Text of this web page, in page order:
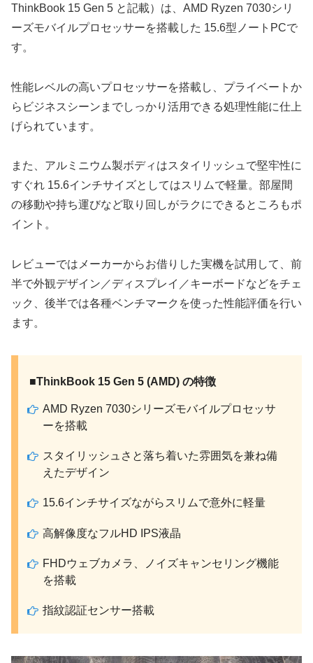
ThinkBook 15 Gen 5 と記載）は、AMD Ryzen 7030シリ
ーズモバイルプロセッサーを搭載した 15.6型ノートPCで
す。
性能レベルの高いプロセッサーを搭載し、プライベートか
らビジネスシーンまでしっかり活用できる処理性能に仕上
げられています。
また、アルミニウム製ボディはスタイリッシュで堅牢性に
すぐれ 15.6インチサイズとしてはスリムで軽量。部屋間
の移動や持ち運びなど取り回しがラクにできるところもポ
イント。
レビューではメーカーからお借りした実機を試用して、前
半で外観デザイン／ディスプレイ／キーボードなどをチェ
ック、後半では各種ベンチマークを使った性能評価を行い
ます。
■ThinkBook 15 Gen 5 (AMD) の特徴
AMD Ryzen 7030シリーズモバイルプロセッサ
ーを搭載
スタイリッシュさと落ち着いた雰囲気を兼ね備
えたデザイン
15.6インチサイズながらスリムで意外に軽量
高解像度なフルHD IPS液晶
FHDウェブカメラ、ノイズキャンセリング機能
を搭載
指紋認証センサー搭載